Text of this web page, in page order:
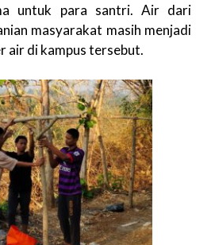
untuk para santri. Air dari
masyarakat masih menjadi
air di kampus tersebut.